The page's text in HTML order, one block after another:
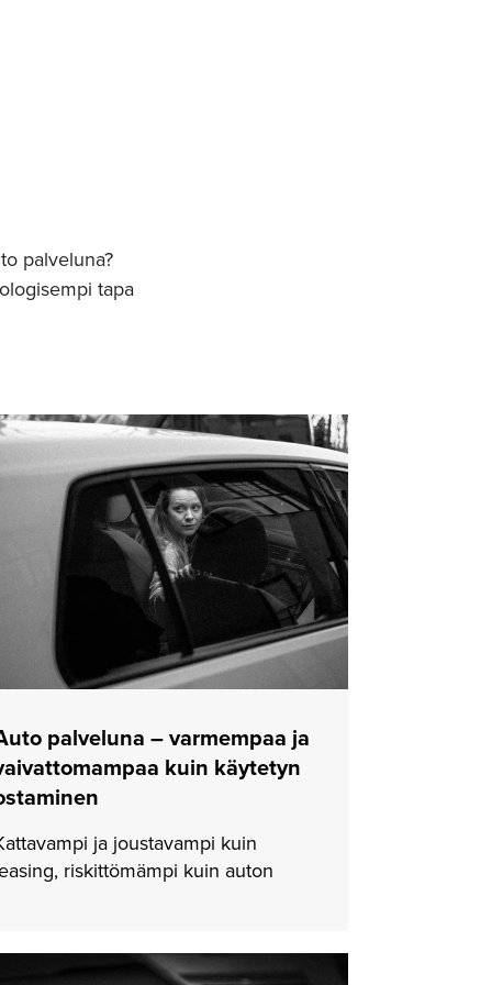
palveluna?
tapa
palveluna – varmempaa ja
kuin käytetyn
ja joustavampi kuin
riskittömämpi kuin auton